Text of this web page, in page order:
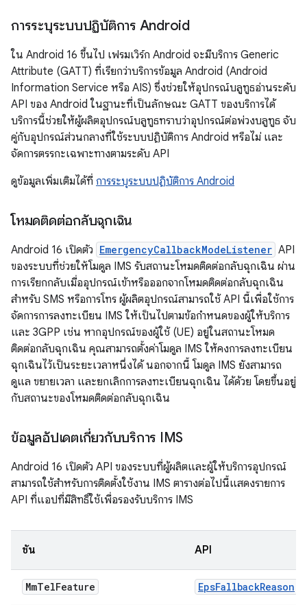
การระบุระบบปฏิบัติการ Android
ใน Android 16 ขึ้นไป เฟรมเวิร์ก Android จะมีบริการ Generic
Attribute (GATT) ที่เรียกว่าบริการข้อมูล Android (Android
Information Service หรือ AIS) ซึ่งช่วยให้อุปกรณ์บลูทูธอ่านระดับ
API ของ Android ในฐานะที่เป็นลักษณะ GATT ของบริการได้
บริการนี้ช่วยให้ผู้ผลิตอุปกรณ์บลูทูธทราบว่าอุปกรณ์ต่อพ่วงบลูทูธ จับ
คู่กับอุปกรณ์ส่วนกลางที่ใช้ระบบปฏิบัติการ Android หรือไม่ และ
จัดการตรรกะเฉพาะทางตามระดับ API
ดูข้อมูลเพิ่มเติมได้ที่ การระบุระบบปฏิบัติการ Android
โหมดติดต่อกลับฉุกเฉิน
Android 16 เปิดตัว EmergencyCallbackModeListener API
ของระบบที่ช่วยให้โมดูล IMS รับสถานะโหมดติดต่อกลับฉุกเฉิน ผ่าน
การเรียกกลับเมื่ออุปกรณ์เข้าหรือออกจากโหมดติดต่อกลับฉุกเฉิน
สำหรับ SMS หรือการโทร ผู้ผลิตอุปกรณ์สามารถใช้ API นี้เพื่อใช้การ
จัดการการลงทะเบียน IMS ให้เป็นไปตามข้อกำหนดของผู้ให้บริการ
และ 3GPP เช่น หากอุปกรณ์ของผู้ใช้ (UE) อยู่ในสถานะโหมด
ติดต่อกลับฉุกเฉิน คุณสามารถตั้งค่าโมดูล IMS ให้คงการลงทะเบียน
ฉุกเฉินไว้เป็นระยะเวลาหนึ่งได้ นอกจากนี้ โมดูล IMS ยังสามารถ
ดูแล ขยายเวลา และยกเลิกการลงทะเบียนฉุกเฉิน ได้ด้วย โดยขึ้นอยู่
กับสถานะของโหมดติดต่อกลับฉุกเฉิน
ข้อมูลอัปเดตเกี่ยวกับบริการ IMS
Android 16 เปิดตัว API ของระบบที่ผู้ผลิตและผู้ให้บริการอุปกรณ์
สามารถใช้สำหรับการติดตั้งใช้งาน IMS ตารางต่อไปนี้แสดงรายการ
API ที่แอปที่มีสิทธิ์ใช้เพื่อรองรับบริการ IMS
ชั้น API
MmTelFeature EpsFallbackReason